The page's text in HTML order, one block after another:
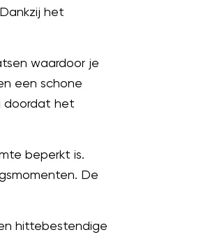
het
waardoor je
een schone
doordat het
beperkt is.
De
hittebestendige